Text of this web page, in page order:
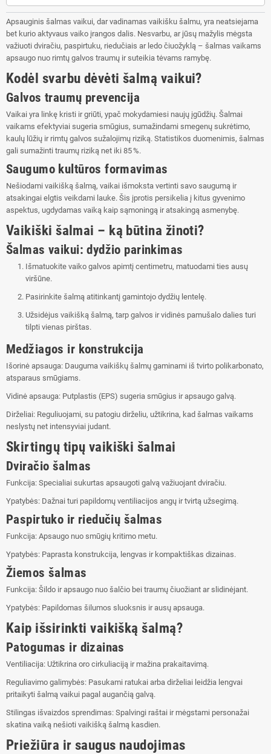
Apsauginis šalmas vaikui, dar vadinamas vaikišku šalmu, yra neatsiejama
bet kurio aktyvaus vaiko įrangos dalis. Nesvarbu, ar jūsų mažylis mėgsta
važiuoti dviračiu, paspirtuku, riedučiais ar ledo čiuožyklą – šalmas vaikams
apsaugo nuo rimtų galvos traumų ir suteikia tėvams ramybę.
Kodėl svarbu dėvėti šalmą vaikui?
Galvos traumų prevencija
Vaikai yra linkę kristi ir griūti, ypač mokydamiesi naujų įgūdžių. Šalmai
vaikams efektyviai sugeria smūgius, sumažindami smegenų sukrėtimo,
kaulų lūžių ir rimtų galvos sužalojimų riziką. Statistikos duomenimis, šalmas
gali sumažinti traumų riziką net iki 85 %.
Saugumo kultūros formavimas
Nešiodami vaikišką šalmą, vaikai išmoksta vertinti savo saugumą ir
atsakingai elgtis veikdami lauke. Šis įprotis persikelia į kitus gyvenimo
aspektus, ugdydamas vaiką kaip sąmoningą ir atsakingą asmenybę.
Vaikiški šalmai – ką būtina žinoti?
Šalmas vaikui: dydžio parinkimas
Išmatuokite vaiko galvos apimtį centimetru, matuodami ties ausų
viršūne.
Pasirinkite šalmą atitinkantį gamintojo dydžių lentelę.
Užsidėjus vaikišką šalmą, tarp galvos ir vidinės pamušalo dalies turi
tilpti vienas pirštas.
Medžiagos ir konstrukcija
Išorinė apsauga: Dauguma vaikiškų šalmų gaminami iš tvirto polikarbonato,
atsparaus smūgiams.
Vidinė apsauga: Putplastis (EPS) sugeria smūgius ir apsaugo galvą.
Dirželiai: Reguliuojami, su patogiu dirželiu, užtikrina, kad šalmas vaikams
neslystų net intensyviai judant.
Skirtingų tipų vaikiški šalmai
Dviračio šalmas
Funkcija: Specialiai sukurtas apsaugoti galvą važiuojant dviračiu.
Ypatybės: Dažnai turi papildomų ventiliacijos angų ir tvirtą užsegimą.
Paspirtuko ir riedučių šalmas
Funkcija: Apsaugo nuo smūgių kritimo metu.
Ypatybės: Paprasta konstrukcija, lengvas ir kompaktiškas dizainas.
Žiemos šalmas
Funkcija: Šildo ir apsaugo nuo šalčio bei traumų čiuožiant ar slidinėjant.
Ypatybės: Papildomas šilumos sluoksnis ir ausų apsauga.
Kaip išsirinkti vaikišką šalmą?
Patogumas ir dizainas
Ventiliacija: Užtikrina oro cirkuliaciją ir mažina prakaitavimą.
Reguliavimo galimybės: Pasukami ratukai arba dirželiai leidžia lengvai
pritaikyti šalmą vaikui pagal augančią galvą.
Stilingas išvaizdos sprendimas: Spalvingi raštai ir mėgstami personažai
skatina vaiką nešioti vaikišką šalmą kasdien.
Priežiūra ir saugus naudojimas